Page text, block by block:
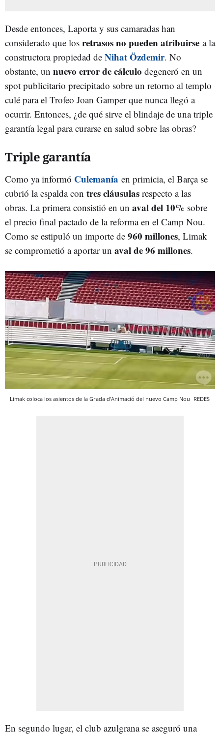
Desde entonces, Laporta y sus camaradas han
considerado que los retrasos no pueden atribuirse a la
constructora propiedad de Nihat Özdemir. No
obstante, un nuevo error de cálculo degeneró en un
spot publicitario precipitado sobre un retorno al templo
culé para el Trofeo Joan Gamper que nunca llegó a
ocurrir. Entonces, ¿de qué sirve el blindaje de una triple
garantía legal para curarse en salud sobre las obras?
Triple garantía
Como ya informó Culemanía en primicia, el Barça se
cubrió la espalda con tres cláusulas respecto a las
obras. La primera consistió en un aval del 10% sobre
el precio final pactado de la reforma en el Camp Nou.
Como se estipuló un importe de 960 millones, Limak
se comprometió a aportar un aval de96 millones.
Limak coloca los asientos de la Grada d'Animació del nuevo Camp Nou REDES
En segundo lugar, el club azulgrana se aseguró una